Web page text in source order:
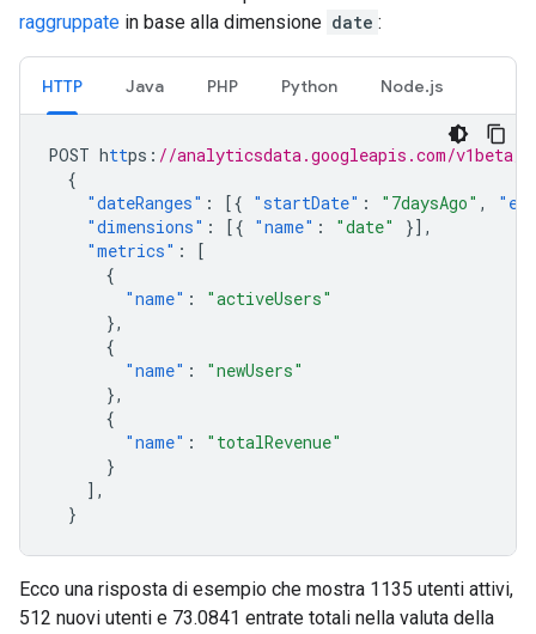
raggruppate in base alla dimensione date :
HTTP Java PHP Python Node.js
POST https : //analyticsdata.googleapis.com/v1beta/
{
"dateRanges" : [{ "startDate" : "7daysAgo" ,
"dimensions" : [{ "name" : "date"
}],
"metrics" :
[
{
"name" :
"activeUsers"
},
{
"name" :
"newUsers"
},
{
"name" :
"totalRevenue"
}
],
}
Ecco una risposta di esempio che mostra 1135 utenti attivi,
512 nuovi utenti e 73.0841 entrate totali nella valuta della